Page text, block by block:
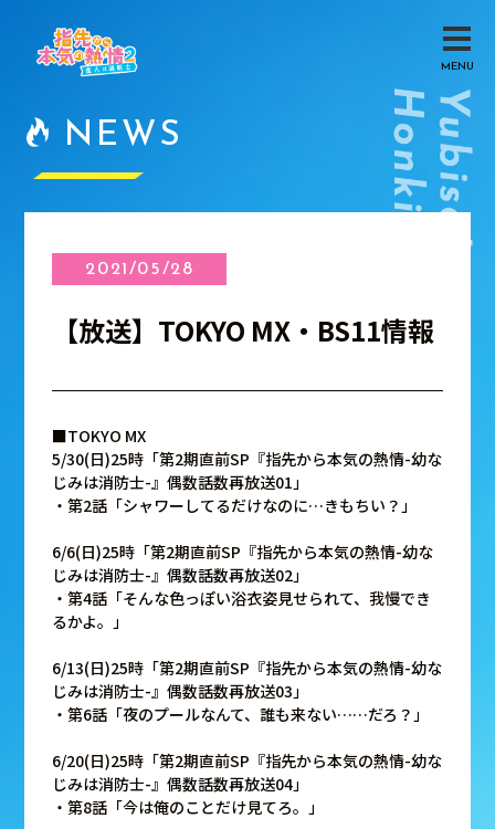
MENU
NEWS
2021/05/28
【放送】TOKYO MX・BS11情報
■TOKYO MX
5/30(日)25時「第2期直前SP『指先から本気の熱情-幼な
じみは消防士-』偶数話数再放送01」
・第2話「シャワーしてるだけなのに…きもちい？」
6/6(日)25時「第2期直前SP『指先から本気の熱情-幼な
じみは消防士-』偶数話数再放送02」
・第4話「そんな色っぽい浴衣姿見せられて、我慢でき
るかよ。」
6/13(日)25時「第2期直前SP『指先から本気の熱情-幼な
じみは消防士-』偶数話数再放送03」
・第6話「夜のプールなんて、誰も来ない……だろ？」
6/20(日)25時「第2期直前SP『指先から本気の熱情-幼な
じみは消防士-』偶数話数再放送04」
・第8話「今は俺のことだけ見てろ。」